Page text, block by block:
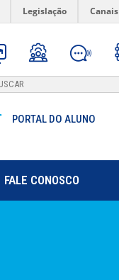
Legislação Canais
PORTAL DO ALUNO
FALE CONOSCO